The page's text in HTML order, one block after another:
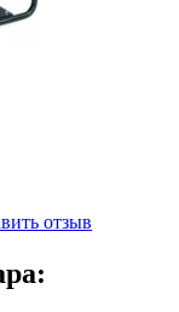
отзыв